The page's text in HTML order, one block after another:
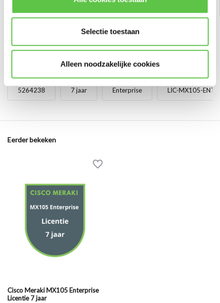
Selectie toestaan
Alleen noodzakelijke cookies
5264238 7 jaar Enterprise LIC-MX105-ENT-
Eerder bekeken
Cisco Meraki MX105 Enterprise
Licentie 7 jaar